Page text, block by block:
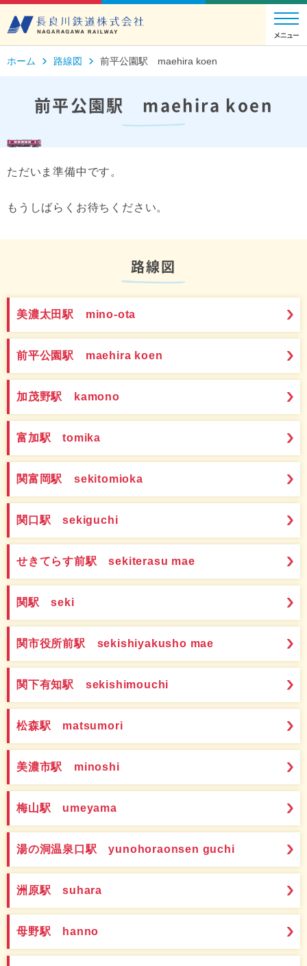
ホーム 路線図 前平公園駅 maehira koen
前平公園駅 maehira koen
ただいま準備中です。
もうしばらくお待ちください。
路線図
美濃太田駅 mino-ota
前平公園駅 maehira koen
加茂野駅 kamono
富加駅 tomika
関富岡駅 sekitomioka
関口駅 sekiguchi
せきてらす前駅 sekiterasu mae
関駅 seki
関市役所前駅 sekishiyakusho mae
関下有知駅 sekishimouchi
松森駅 matsumori
美濃市駅 minoshi
梅山駅 umeyama
湯の洞温泉口駅 yunohoraonsen guchi
洲原駅 suhara
母野駅 hanno